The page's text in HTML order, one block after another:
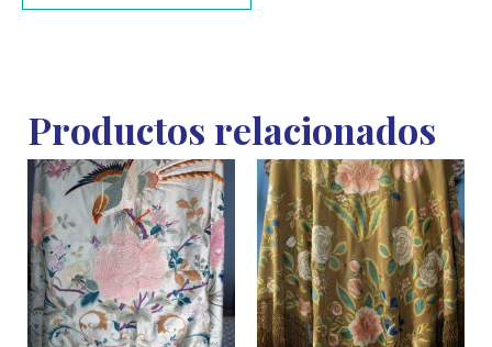
Productos relacionados